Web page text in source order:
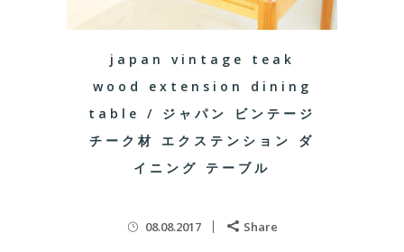
japan vintage teak
wood extension dining
table / ジャパン ビンテージ
チーク材 エクステンション ダ
イニング テーブル
08.08.2017 Share